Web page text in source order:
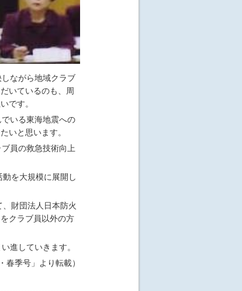
ながら地域クラブ
いているのも、周
です。
いる東海地震への
いと思います。
員の救急技術向上
を⼤規模に展開し
財団法⼈⽇本防⽕
クラブ員以外の⽅
進していきます。
春季号」より転載）